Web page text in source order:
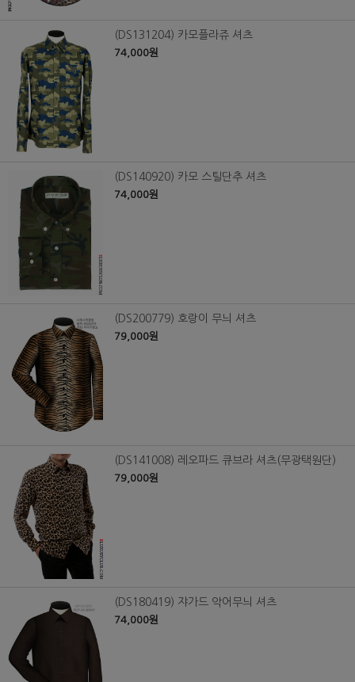
(DS131204) 카모플라쥬 셔츠
74,000원
(DS140920) 카모 스틸단추 셔츠
74,000원
(DS200779) 호랑이 무늬 셔츠
79,000원
(DS141008) 레오파드 큐브라 셔츠(무광택원단)
79,000원
(DS180419) 쟈가드 악어무늬 셔츠
74,000원